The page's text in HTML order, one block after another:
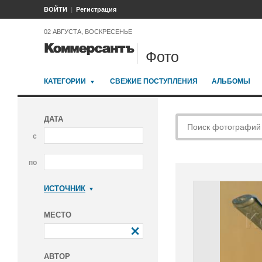
ВОЙТИ Регистрация
02 АВГУСТА, ВОСКРЕСЕНЬЕ
Фото
КАТЕГОРИИ СВЕЖИЕ ПОСТУПЛЕНИЯ АЛЬБОМЫ
ДАТА
с
по
ИСТОЧНИК
МЕСТО
АВТОР